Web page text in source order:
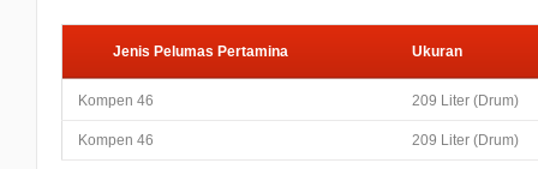
Jenis Pelumas Pertamina Ukuran
Kompen 46 209 Liter (Drum)
Kompen 46 209 Liter (Drum)